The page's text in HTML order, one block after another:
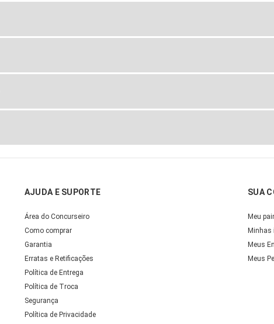
AJUDA E SUPORTE
Área do Concurseiro
Como comprar
Garantia
Erratas e Retificações
Política de Entrega
Política de Troca
Segurança
Política de Privacidade
SUA
Meu
Minhas
Meus
Meus